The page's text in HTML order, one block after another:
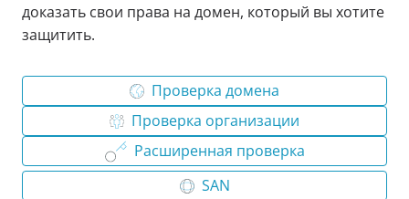
доказать свои права на домен, который вы хотите
защитить.
Проверка домена
Проверка организации
Расширенная проверка
SAN